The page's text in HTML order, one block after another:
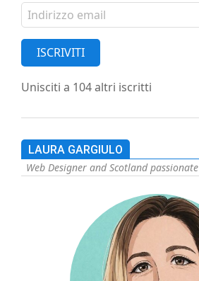
Indirizzo
email
ISCRIVITI
Unisciti a 104 altri iscritti
LAURA GARGIULO
Web Designer and Scotland passionate